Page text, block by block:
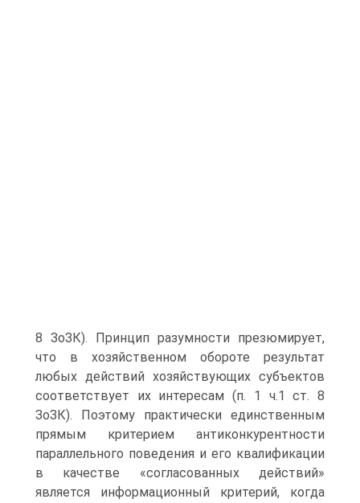
8 ЗоЗК). Принцип разумности презюмирует,
что в хозяйствен­ном обороте результат
любых действий хозяйствующих субъектов
соответ­ствует их интересам (п. 1 ч.1 ст. 8
ЗоЗК). Поэтому практически единственным
прямым критерием антиконкурентности
параллельного поведения и его ква­лификации
в качестве «согласованных действий»
является информационный критерий, когда